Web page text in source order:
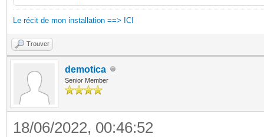
Le récit de mon installation ==> ICI
Trouver
demotica
Senior Member
18/06/2022, 00:46:52